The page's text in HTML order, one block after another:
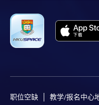
员亦可以微信支付（
（Online Alipay）或转
参阅报名办法 -网上报
如报读课程将在五个
职位空缺 教学/报名中心